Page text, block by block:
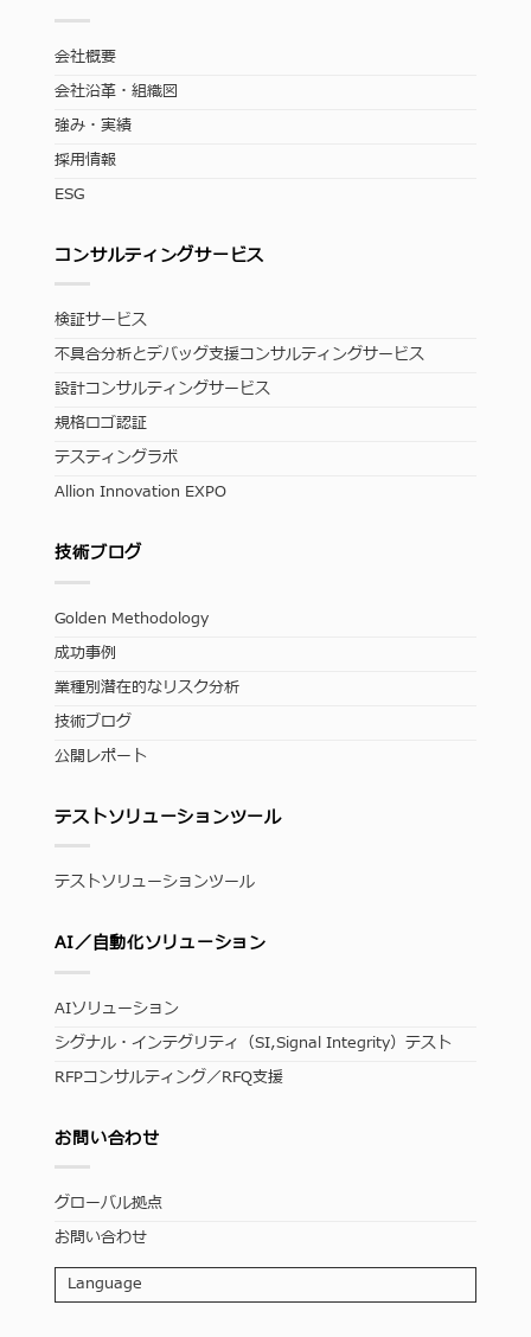
会社概要
会社沿革・組織図
強み・実績
採用情報
ESG
コンサルティングサービス
検証サービス
不具合分析とデバッグ支援コンサルティングサービス
設計コンサルティングサービス
規格ロゴ認証
テスティングラボ
Allion Innovation EXPO
技術ブログ
Golden Methodology
成功事例
業種別潜在的なリスク分析
技術ブログ
公開レポート
テストソリューションツール
テストソリューションツール
AI／自動化ソリューション
AIソリューション
シグナル・インテグリティ（SI,Signal Integrity）テスト
RFPコンサルティング／RFQ支援
お問い合わせ
グローバル拠点
お問い合わせ
Language